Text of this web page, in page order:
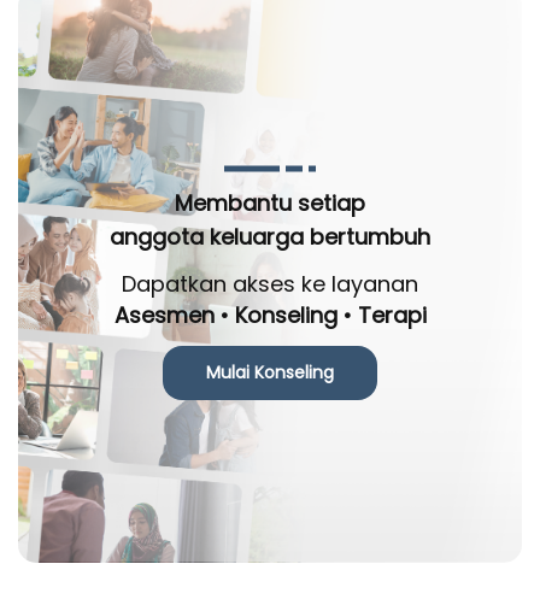
Membantu setiap
anggota keluarga bertumbuh
Dapatkan akses ke layanan
Asesmen • Konseling • Terapi
Mulai Konseling